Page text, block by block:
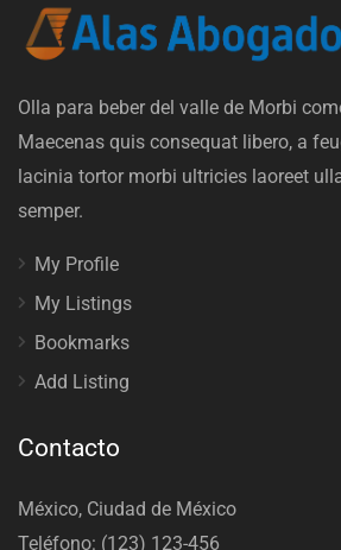
Olla para beber del valle de Morbi
Maecenas quis consequat libero, a
lacinia tortor morbi ultricies laoreet
semper.
My Profile
My Listings
Bookmarks
Add Listing
Contacto
México, Ciudad de México
Teléfono: (123) 123-456